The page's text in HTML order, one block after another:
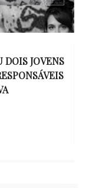
DOIS JOVENS